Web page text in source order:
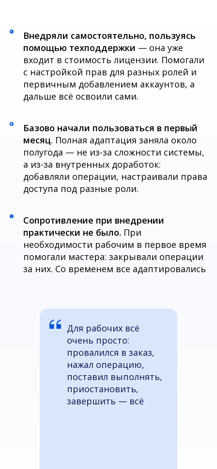
Внедряли самостоятельно, пользуясь
помощью техподдержки — она уже
входит в стоимость лицензии. Помогали
с настройкой прав для разных ролей и
первичным добавлением аккаунтов, а
дальше всё освоили сами.
Базово начали пользоваться в первый
месяц. Полная адаптация заняла около
полугода — не из-за сложности системы,
а из-за внутренных доработок:
добавляли операции, настраивали права
доступа под разные роли.
Сопротивление при внедрении
практически не было. При
необходимости рабочим в первое время
помогали мастера: закрывали операции
за них. Со временем все адаптировались
Для рабочих всё
очень просто:
провалился в заказ,
нажал операцию,
поставил выполнять,
приостановить,
завершить — всё